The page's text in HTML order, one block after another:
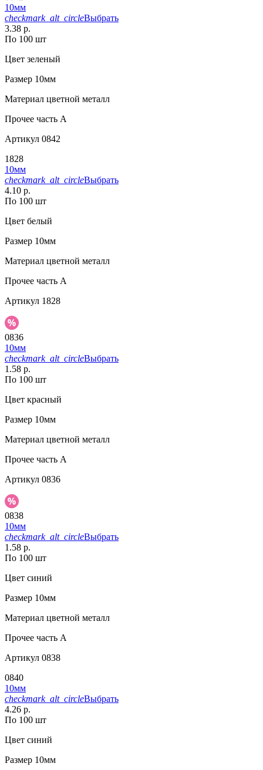
10мм
checkmark_alt_circleВыбрать
3.38 р.
По 100 шт
Цвет зеленый
Размер 10мм
Материал цветной металл
Прочее часть A
Артикул 0842
1828
10мм
checkmark_alt_circleВыбрать
4.10 р.
По 100 шт
Цвет белый
Размер 10мм
Материал цветной металл
Прочее часть A
Артикул 1828
0836
10мм
checkmark_alt_circleВыбрать
1.58 р.
По 100 шт
Цвет красный
Размер 10мм
Материал цветной металл
Прочее часть A
Артикул 0836
0838
10мм
checkmark_alt_circleВыбрать
1.58 р.
По 100 шт
Цвет синий
Размер 10мм
Материал цветной металл
Прочее часть A
Артикул 0838
0840
10мм
checkmark_alt_circleВыбрать
4.26 р.
По 100 шт
Цвет синий
Размер 10мм